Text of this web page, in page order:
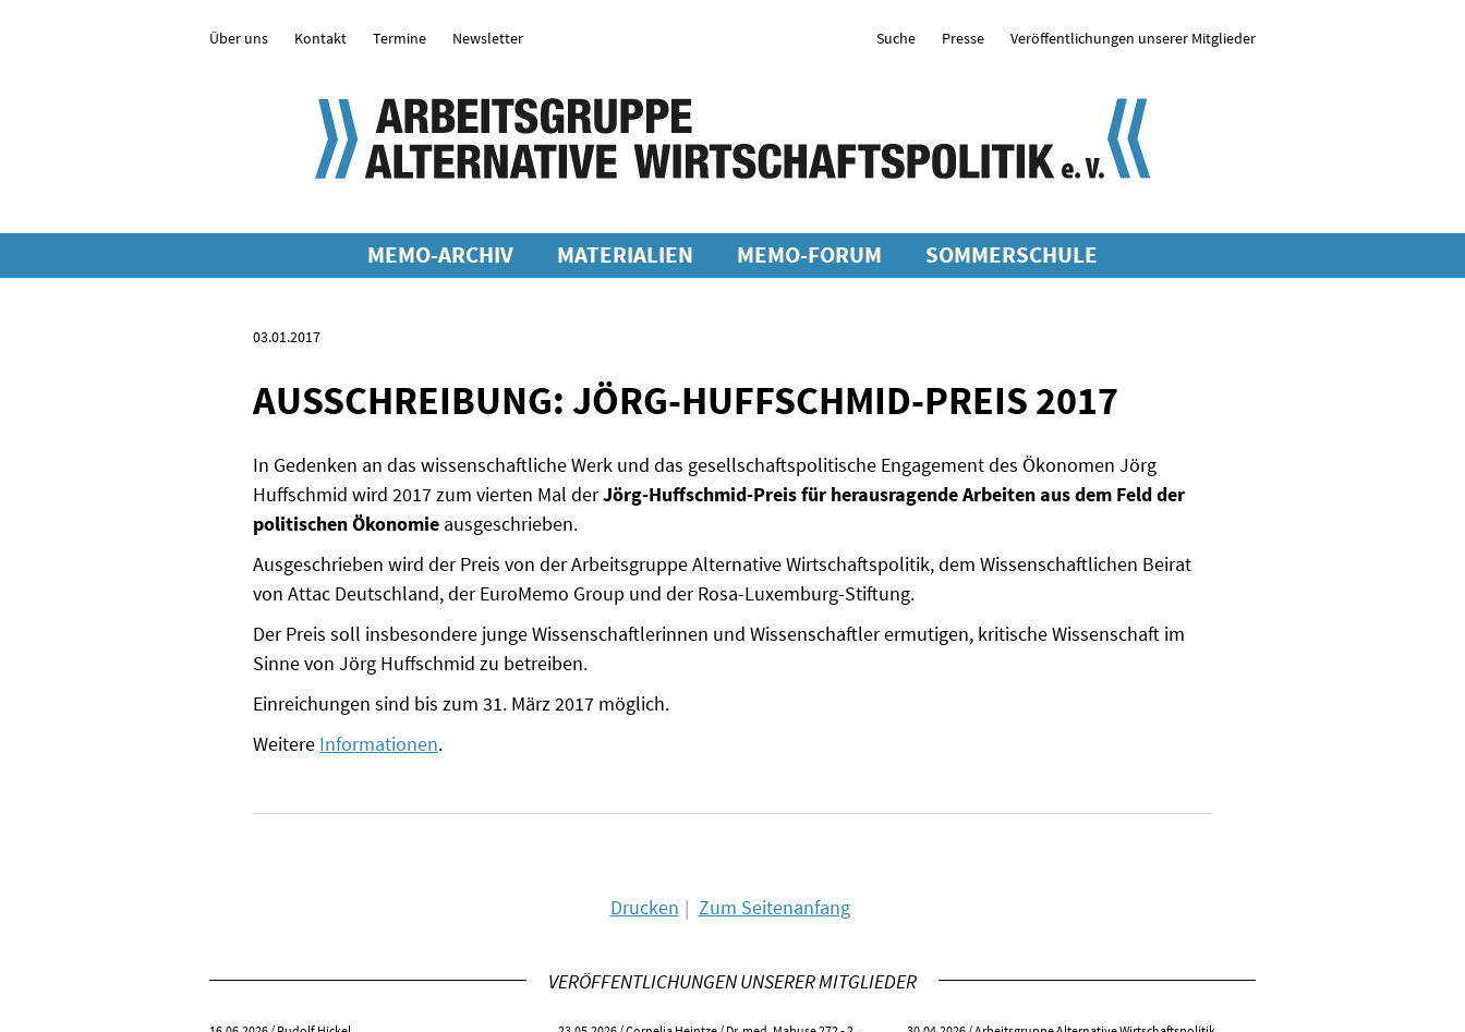
MEMO-ARCHIV MATERIALIEN MEMO-FORUM SOMMERSCHULE
Über uns Kontakt Termine Newsletter Suche Presse Veröffentlichungen unserer Mitglieder
03.01.2017
AUSSCHREIBUNG: JÖRG-HUFFSCHMID-PREIS 2017
In Gedenken an das wissenschaftliche Werk und das gesellschaftspolitische Engagement des Ökonomen Jörg
Huffschmid wird 2017 zum vierten Mal derJörg-Huffschmid-Preis für herausragende Arbeiten aus dem Feld der
politischen Ökonomie ausgeschrieben.
Ausgeschrieben wird der Preis von der Arbeitsgruppe Alternative Wirtschaftspolitik, dem Wissenschaftlichen Beirat
von Attac Deutschland, der EuroMemo Group und der Rosa-Luxemburg-Stiftung.
Der Preis soll insbesondere junge Wissenschaftlerinnen und Wissenschaftler ermutigen, kritische Wissenschaft im
Sinne von Jörg Huffschmid zu betreiben.
Einreichungen sind bis zum 31. März 2017 möglich.
Weitere Informationen.
Drucken Zum Seitenanfang
VERÖFFENTLICHUNGEN UNSERER MITGLIEDER